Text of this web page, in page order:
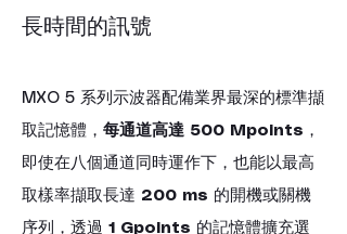
長時間的訊號
MXO 5 系列示波器配備業界最深的標準擷
取記憶體， 每通道高達 500 Mpoints ，
即使在八個通道同時運作下，也能以最高
取樣率擷取長達 200 ms 的開機或關機
序列，透過 1 Gpoints 的記憶體擴充選